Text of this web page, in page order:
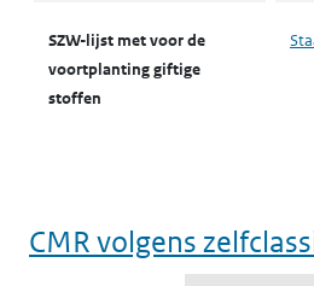
SZW-lijst met voor de
voortplanting giftige
stoffen
CMR volgens